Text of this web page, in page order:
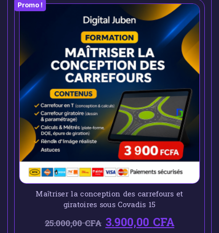
Promo !
Maîtriser la conception des carrefours et
giratoires sous Covadis 15
25.000,00CFA 3.900,00CFA